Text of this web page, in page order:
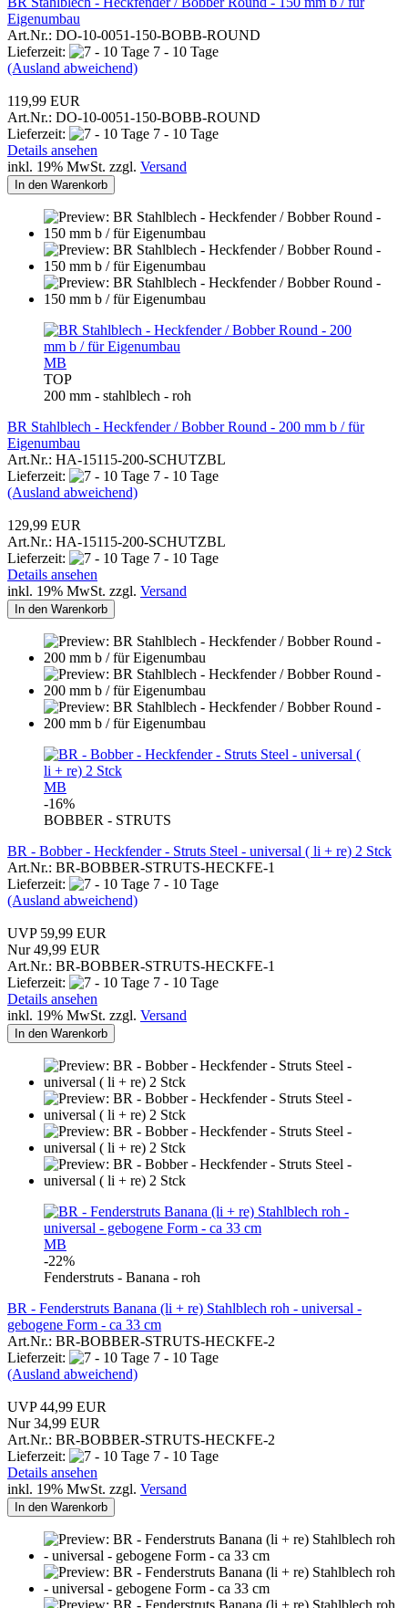
Eigenumbau
Art.Nr.: DO-10-0051-150-BOBB-ROUND
Lieferzeit:
7 - 10 Tage
(Ausland abweichend)
119,99 EUR
Art.Nr.: DO-10-0051-150-BOBB-ROUND
Lieferzeit:
7 - 10 Tage
Details ansehen
inkl. 19% MwSt. zzgl. Versand
In den Warenkorb
MB
TOP
200 mm - stahlblech - roh
BR Stahlblech - Heckfender / Bobber Round - 200 mm b / für
Eigenumbau
Art.Nr.: HA-15115-200-SCHUTZBL
Lieferzeit:
7 - 10 Tage
(Ausland abweichend)
129,99 EUR
Art.Nr.: HA-15115-200-SCHUTZBL
Lieferzeit:
7 - 10 Tage
Details ansehen
inkl. 19% MwSt. zzgl. Versand
In den Warenkorb
MB
-16%
BOBBER - STRUTS
BR - Bobber - Heckfender - Struts Steel - universal ( li + re) 2 Stck
Art.Nr.: BR-BOBBER-STRUTS-HECKFE-1
Lieferzeit:
7 - 10 Tage
(Ausland abweichend)
UVP 59,99 EUR
Nur 49,99 EUR
Art.Nr.: BR-BOBBER-STRUTS-HECKFE-1
Lieferzeit:
7 - 10 Tage
Details ansehen
inkl. 19% MwSt. zzgl. Versand
In den Warenkorb
MB
-22%
Fenderstruts - Banana - roh
BR - Fenderstruts Banana (li + re) Stahlblech roh - universal -
gebogene Form - ca 33 cm
Art.Nr.: BR-BOBBER-STRUTS-HECKFE-2
Lieferzeit:
7 - 10 Tage
(Ausland abweichend)
UVP 44,99 EUR
Nur 34,99 EUR
Art.Nr.: BR-BOBBER-STRUTS-HECKFE-2
Lieferzeit:
7 - 10 Tage
Details ansehen
inkl. 19% MwSt. zzgl. Versand
In den Warenkorb